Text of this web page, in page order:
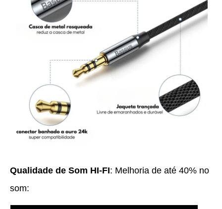
Qualidade de Som HI-FI: Melhoria de até 40% no
som: